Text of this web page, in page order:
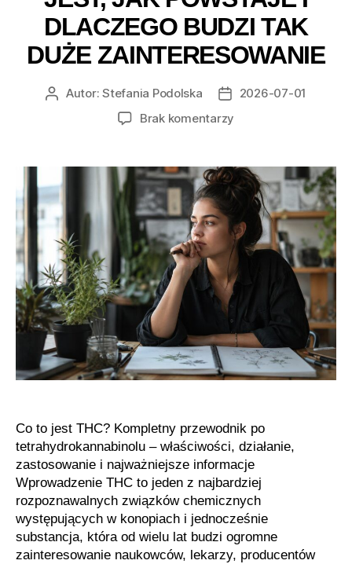
DLACZEGO BUDZI TAK
DUŻE ZAINTERESOWANIE
AutorAutor:Stefania Podolska
Data2026-07-01
Brak komentarzy
podstaw
–
czym
jest,
jak
powstaje
i
dlaczego
budzi
duże
zainteresowanie
Co to jest THC? Kompletny przewodnik po
tetrahydrokannabinolu – właściwości, działanie,
zastosowanie i najważniejsze informacje
Wprowadzenie THC to jeden z najbardziej
rozpoznawalnych związków chemicznych
występujących w konopiach i jednocześnie
substancja, która od wielu lat budzi ogromne
zainteresowanie naukowców, lekarzy, producentów